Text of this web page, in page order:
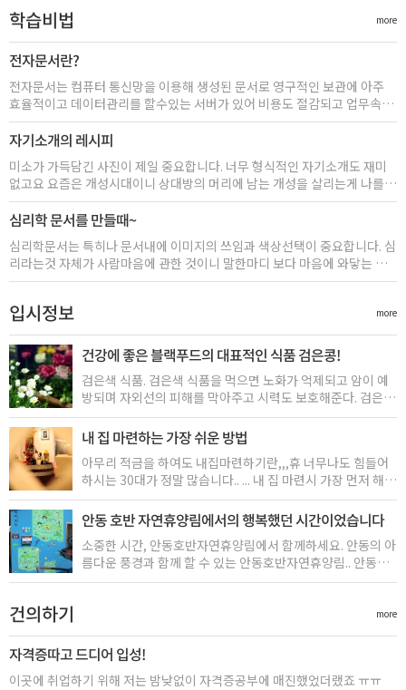
신...
학습비법 more
전자문서란?
전자문서는 컴퓨터 통신망을 이용해 생성된 문서로 영구적인 보관에 아주
효율적이고 데이터관리를 할수있는 서버가 있어 비용도 절감되고 업무속도
가 높아진다
자기소개의 레시피
미소가 가득담긴 사진이 제일 중요합니다. 너무 형식적인 자기소개도 재미
없고요 요즘은 개성시대이니 상대방의 머리에 남는 개성을 살리는게 나를
살리는 길!!
심리학 문서를 만들때~
심리학문서는 특히나 문서내에 이미지의 쓰임과 색상선택이 중요합니다. 심
리라는것 자체가 사람마음에 관한 것이니 말한마디 보다 마음에 와닿는 이
미지나 색상사용을 제대로 어필하는게 중요하다고 생각되네요~
입시정보 more
건강에 좋은 블랙푸드의 대표적인 식품 검은콩!
검은색 식품. 검은색 식품을 먹으면 노화가 억제되고 암이 예
방되며 자외선의 피해를 막아주고 시력도 보호해준다. 검은색
을 내는 안토시아닌이라는 성분은 적포도주가 심장질환을 예
방하고, 노화방지에 효과가 있다는 "프렌치 패러독스"의 주역
이다. 이 물질은 우리 몸을 녹슬게 만드는 활성산소를 제거해
주는 항산화 성분으로 노화를 막고 신체기능을 활성화시키는
역할을 한다. 대표적인 블랙 푸드로는 검은쌀, 검은깨.....
내 집 마련하는 가장 쉬운 방법
아무리 적금을 하여도 내집마련하기란,,,휴 너무나도 힘들어
하시는 30대가 정말 많습니다.. ... 내 집 마련시 가장 먼저 해야
할일은 청약을 만드는 일입니다. 많은 사람들이 내집마련을
위해 청약통장을 우선적으로 가입하는 것이 내집 마련으로 가
는 첫 걸음입니다.
안동 호반 자연휴양림에서의 행복했던 시간이었습니다
소중한 시간, 안동호반자연휴양림에서 함께하세요. 안동의 아
름다운 풍경과 함께 할 수 있는 안동호반자연휴양림.. 안동호
반자연휴양림은 빼어난 자연경관과 인근 도산서원, 유교문화
건의하기 more
자격증따고 드디어 입성!
이곳에 취업하기 위해 저는 밤낮없이 자격증공부에 매진했었더랬죠 ㅠㅠ